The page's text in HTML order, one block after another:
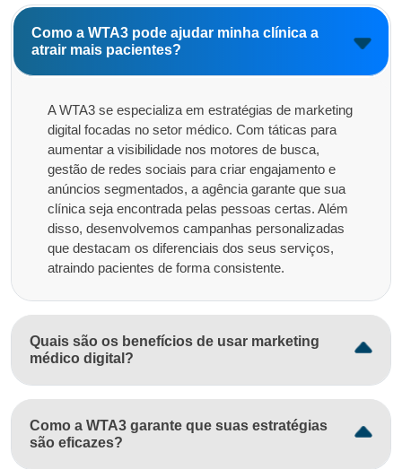
Como a WTA3 pode ajudar minha clínica a
atrair mais pacientes?
A WTA3 se especializa em estratégias de marketing
digital focadas no setor médico. Com táticas para
aumentar a visibilidade nos motores de busca,
gestão de redes sociais para criar engajamento e
anúncios segmentados, a agência garante que sua
clínica seja encontrada pelas pessoas certas. Além
disso, desenvolvemos campanhas personalizadas
que destacam os diferenciais dos seus serviços,
atraindo pacientes de forma consistente.
Quais são os benefícios de usar marketing
médico digital?
Como a WTA3 garante que suas estratégias
são eficazes?